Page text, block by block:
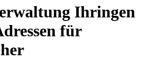
Ihringen
für